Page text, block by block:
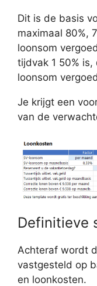
Dit is de basis
maximaal 80%,
loonsom
tijdvak 1 50%
loonsom
Je krijgt een
van de
Definitieve
Achteraf wordt
vastgesteld op
en loonkosten.